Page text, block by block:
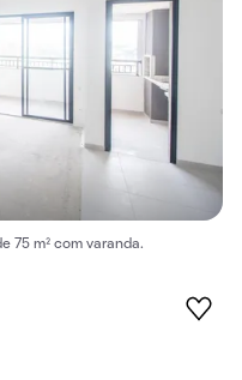
75 m² com varanda.